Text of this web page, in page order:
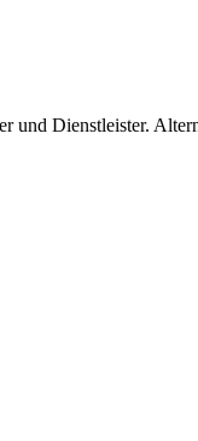
Dienstleister.